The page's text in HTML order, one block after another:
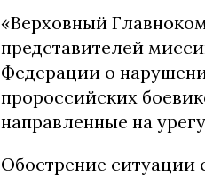
«Верховный
представителей
Федерации о
пророссийских
направленные на
Обострение ситуации